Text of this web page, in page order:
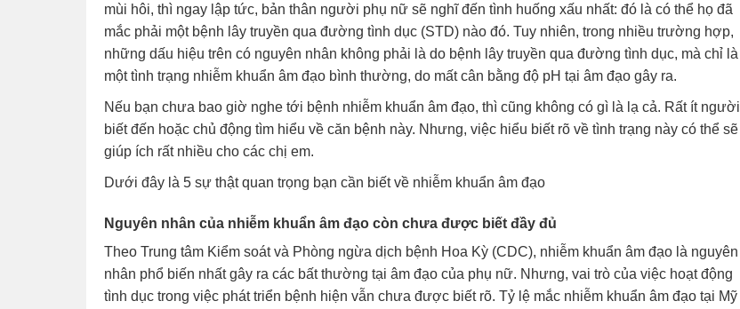
mùi hôi, thì ngay lập tức, bản thân người phụ nữ sẽ nghĩ đến tình huống xấu nhất: đó là có thể họ đã
mắc phải một bệnh lây truyền qua đường tình dục (STD) nào đó. Tuy nhiên, trong nhiều trường hợp,
những dấu hiệu trên có nguyên nhân không phải là do bệnh lây truyền qua đường tình dục, mà chỉ là
một tình trạng nhiễm khuẩn âm đạo bình thường, do mất cân bằng độ pH tại âm đạo gây ra.
Nếu bạn chưa bao giờ nghe tới bệnh nhiễm khuẩn âm đạo, thì cũng không có gì là lạ cả. Rất ít người
biết đến hoặc chủ động tìm hiểu về căn bệnh này. Nhưng, việc hiểu biết rõ về tình trạng này có thể sẽ
giúp ích rất nhiều cho các chị em.
Dưới đây là 5 sự thật quan trọng bạn cần biết về nhiễm khuẩn âm đạo
Nguyên nhân của nhiễm khuẩn âm đạo còn chưa được biết đầy đủ
Theo Trung tâm Kiểm soát và Phòng ngừa dịch bệnh Hoa Kỳ (CDC), nhiễm khuẩn âm đạo là nguyên
nhân phổ biến nhất gây ra các bất thường tại âm đạo của phụ nữ. Nhưng, vai trò của việc hoạt động
tình dục trong việc phát triển bệnh hiện vẫn chưa được biết rõ. Tỷ lệ mắc nhiễm khuẩn âm đạo tại Mỹ